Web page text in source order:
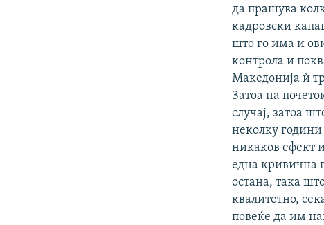
да прашува
кадровски
што го има и
контрола и
Македонија ѝ
Затоа на
случај, затоа
неколку
никаков ефект
една кривична
остана, така
квалитетно,
повеќе да им